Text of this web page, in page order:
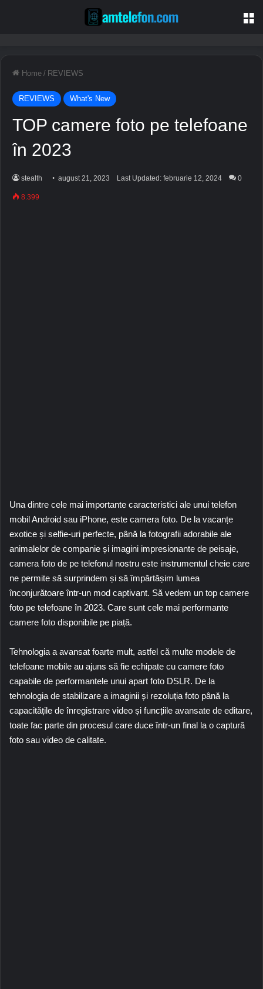
Home / REVIEWS
REVIEWS What's New
TOP camere foto pe telefoane
în 2023
stealth august 21, 2023 Last Updated: februarie 12, 2024 0
8.399
Una dintre cele mai importante caracteristici ale unui telefon
mobil Android sau iPhone, este camera foto. De la vacanțe
exotice și selfie-uri perfecte, până la fotografii adorabile ale
animalelor de companie și imagini impresionante de peisaje,
camera foto de pe telefonul nostru este instrumentul cheie care
ne permite să surprindem și să împărtășim lumea
înconjurătoare într-un mod captivant. Să vedem un top camere
foto pe telefoane în 2023. Care sunt cele mai performante
camere foto disponibile pe piață.
Tehnologia a avansat foarte mult, astfel că multe modele de
telefoane mobile au ajuns să fie echipate cu camere foto
capabile de performantele unui apart foto DSLR. De la
tehnologia de stabilizare a imaginii și rezoluția foto până la
capacitățile de înregistrare video și funcțiile avansate de editare,
toate fac parte din procesul care duce într-un final la o captură
foto sau video de calitate.